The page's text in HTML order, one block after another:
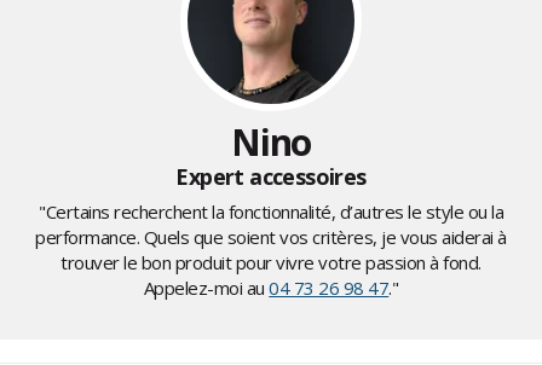
Nino
Expert accessoires
"Certains recherchent la fonctionnalité, d’autres le style ou la
performance. Quels que soient vos critères, je vous aiderai à
trouver le bon produit pour vivre votre passion à fond.
Appelez-moi au04 73 26 98 47."